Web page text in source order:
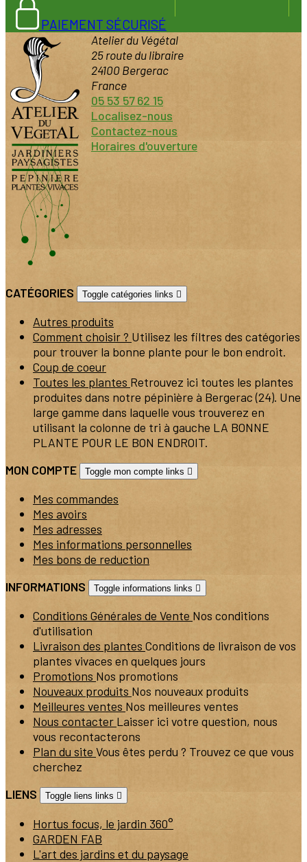
PAIEMENT SÉCURISÉ
Atelier du Végétal
25 route du libraire
24100 Bergerac
France
05 53 57 62 15
Localisez-nous
Contactez-nous
Horaires d'ouverture
CATÉGORIES Toggle catégories links 
Autres produits
Comment choisir ? Utilisez les filtres des catégories
pour trouver la bonne plante pour le bon endroit.
Coup de coeur
Toutes les plantes Retrouvez ici toutes les plantes
produites dans notre pépinière à Bergerac (24). Une
large gamme dans laquelle vous trouverez en
utilisant la colonne de tri à gauche LA BONNE
PLANTE POUR LE BON ENDROIT.
MON COMPTE
Toggle mon compte links 
Mes commandes
Mes avoirs
Mes adresses
Mes informations personnelles
Mes bons de reduction
INFORMATIONS
Toggle informations links 
Conditions Générales de Vente Nos conditions
d'utilisation
Livraison des plantes Conditions de livraison de vos
plantes vivaces en quelques jours
Promotions Nos promotions
Nouveaux produits Nos nouveaux produits
Meilleures ventes Nos meilleures ventes
Nous contacter Laisser ici votre question, nous
vous recontacterons
Plan du site Vous êtes perdu ? Trouvez ce que vous
cherchez
LIENS
Toggle liens links 
Hortus focus, le jardin 360°
GARDEN FAB
L'art des jardins et du paysage